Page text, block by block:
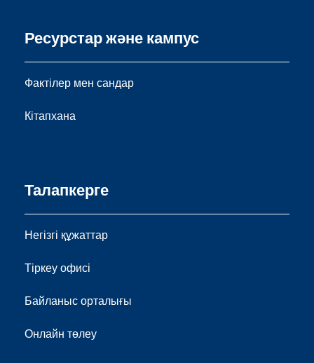
Ресурстар және кампус
Фактілер мен сандар
Кітапхана
Талапкерге
Негізгі құжаттар
Тіркеу офисі
Байланыс орталығы
Онлайн төлеу